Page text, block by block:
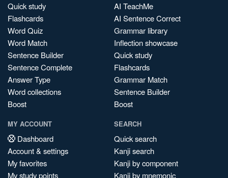
Quick study
Flashcards
Word Quiz
Word Match
Sentence Builder
Sentence Complete
Answer Type
Word collections
Boost
AI TeachMe
AI Sentence Correct
Grammar library
Inflection showcase
Quick study
Flashcards
Grammar Match
Sentence Builder
Boost
MY ACCOUNT
Dashboard
Account & settings
My favorites
My study points
SEARCH
Quick search
Kanji search
Kanji by component
Kanji by mnemonic